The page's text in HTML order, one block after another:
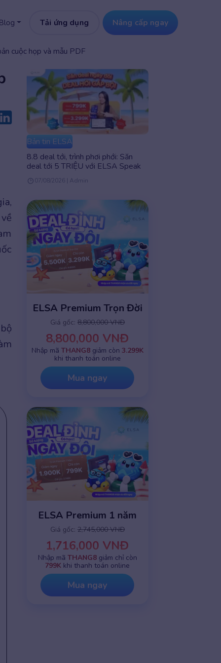
Blog Tải ứng dụng Nâng cấp ngay
cuộc họp và mẫu PDF
Bản tin ELSA
8.8 deal tới, trình phơi phới: Săn
deal tới 5 TRIỆU với ELSA Speak
07/08/2026 | Admin
ELSA Premium Trọn Đời
Giá gốc: 8,800,000 VNĐ
8,800,000 VNĐ
Nhập mã THANG8giảm còn 3.299K
khi thanh toán online
Mua ngay
ELSA Premium 1 năm
Giá gốc: 2,745,000 VNĐ
1,716,000 VNĐ
Nhập mã THANG8giảm chỉ còn
799K khi thanh toán online
Mua ngay